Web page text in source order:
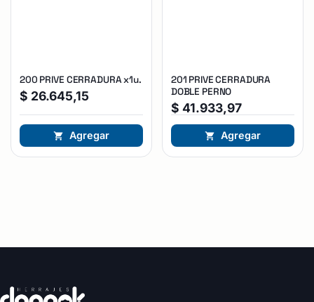
200 PRIVE CERRADURA x1u.
$ 26.645,15
Agregar
201 PRIVE CERRADURA
DOBLE PERNO
$ 41.933,97
Agregar